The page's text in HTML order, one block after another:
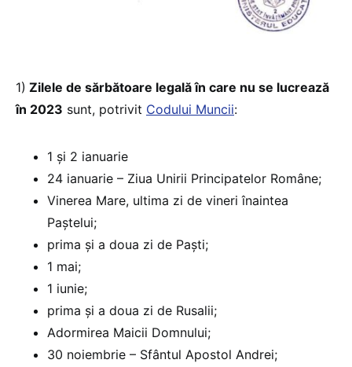
1) Zilele de sărbătoare legală în care nu se lucrează
în 2023 sunt, potrivit Codului Muncii:
1 și 2 ianuarie
24 ianuarie – Ziua Unirii Principatelor Române;
Vinerea Mare, ultima zi de vineri înaintea
Paștelui;
prima și a doua zi de Paști;
1 mai;
1 iunie;
prima și a doua zi de Rusalii;
Adormirea Maicii Domnului;
30 noiembrie – Sfântul Apostol Andrei;